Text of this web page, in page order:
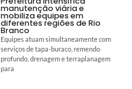
manutenção viária e
mobiliza equipes em
diferentes regiões de Rio
Branco
Equipes atuam simultaneamente com
serviços de tapa-buraco, remendo
profundo, drenagem e terraplanagem
para